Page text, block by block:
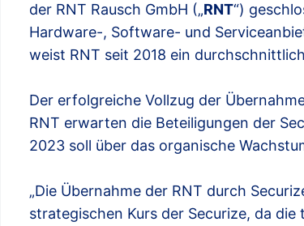
der RNT Rausch GmbH („RNT“)
Hardware-, Software- und
weist RNT seit 2018 ein
Der erfolgreiche Vollzug der
RNT erwarten die Beteiligungen der
2023 soll über das organische
„Die Übernahme der RNT durch
strategischen Kurs der Securize, da